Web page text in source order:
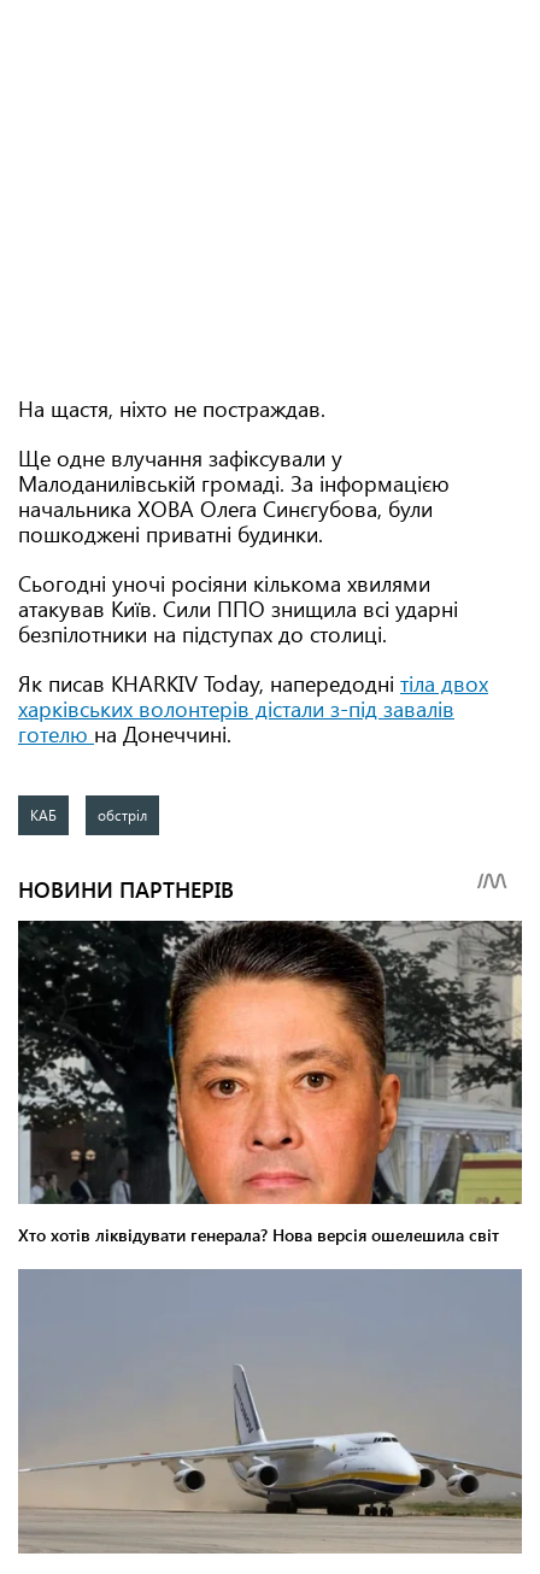
На щастя, ніхто не постраждав.
Ще одне влучання зафіксували у
Малоданилівській громаді. За інформацією
начальника ХОВА Олега Синєгубова, були
пошкоджені приватні будинки.
Сьогодні уночі росіяни кількома хвилями
атакував Київ. Сили ППО знищила всі ударні
безпілотники на підступах до столиці.
Як писав KHARKIV Today, напередодні тіла двох
харківських волонтерів дістали з-під завалів
готелю на Донеччині.
КАБ обстріл